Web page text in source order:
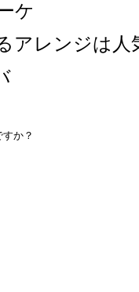
ケ
アレンジは人
か？